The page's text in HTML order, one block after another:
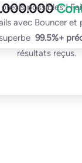
possibles !
avec Bouncer et
99.5%+
résultats reçus.